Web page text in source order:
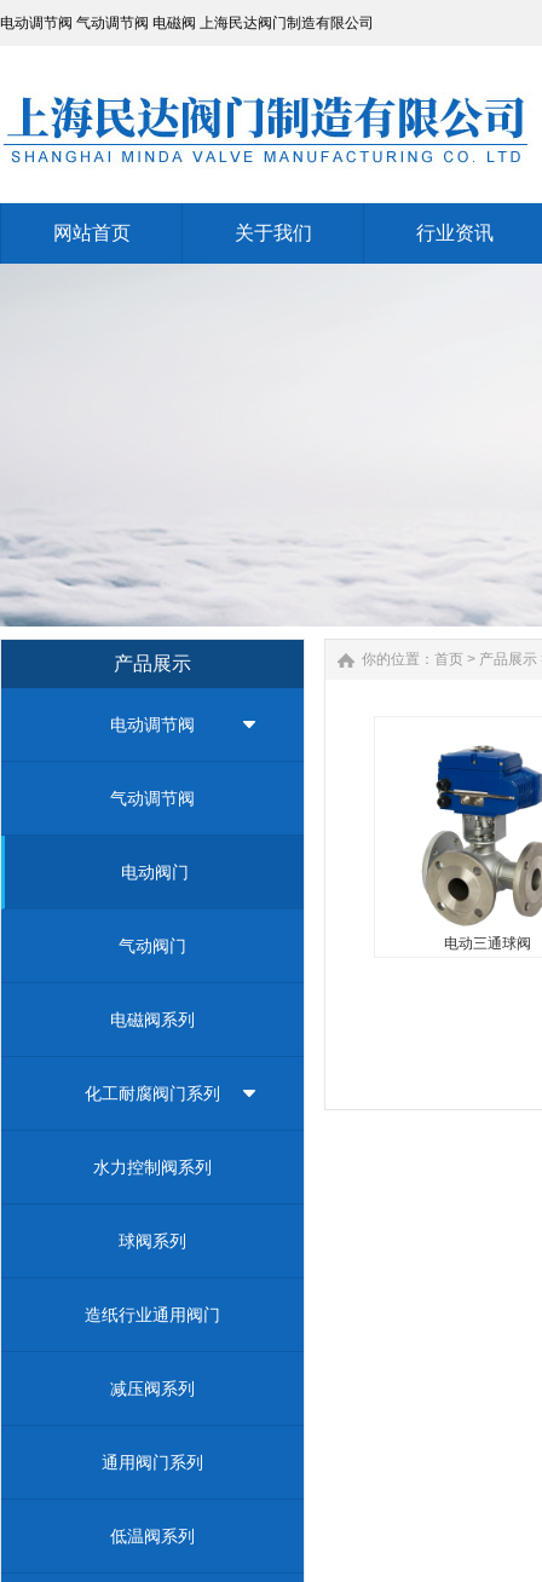
电动调节阀 气动调节阀 电磁阀 上海民达阀门制造有限公司
网站首页
网站首页 关于我们
行业资讯
行业资讯
产品展示
电动调节阀
气动调节阀
电动阀门
气动阀门
电磁阀系列
化工耐腐阀门系列
水力控制阀系列
球阀系列
造纸行业通用阀门
减压阀系列
通用阀门系列
低温阀系列
你的位置： 首页 > 产品展示
电动三通球阀